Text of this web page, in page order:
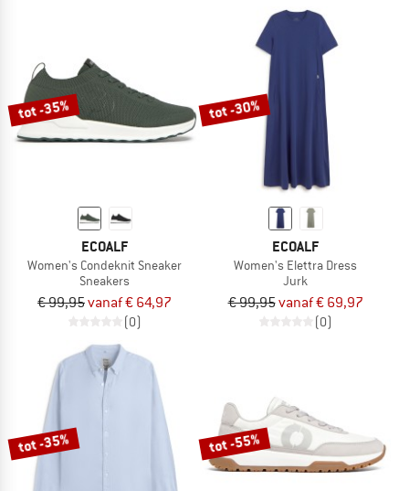
tot -35%
ECOALF
Women's Condeknit Sneaker
Sneakers
€ 99,95vanaf € 64,97
(0)
tot -30%
ECOALF
Women's Elettra Dress
Jurk
€ 99,95vanaf € 69,97
(0)
tot -35% tot -55%